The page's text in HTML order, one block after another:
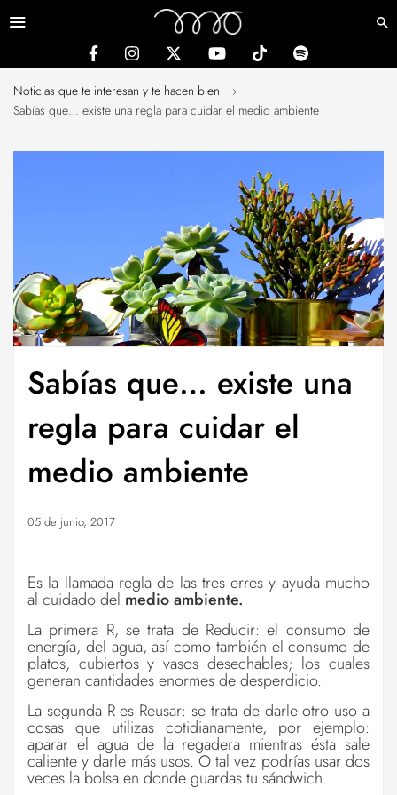
Noticias que te interesan y te hacen bien
›
Sabías que… existe una regla para cuidar el medio ambiente
Sabías que… existe una
regla para cuidar el
medio ambiente
05 de junio, 2017
Es la llamada regla de las tres erres y ayuda mucho
al cuidado del medio ambiente.
La primera R, se trata de Reducir: el consumo de
energía, del agua, así como también el consumo de
platos, cubiertos y vasos desechables; los cuales
generan cantidades enormes de desperdicio.
La segunda R es Reusar: se trata de darle otro uso a
cosas que utilizas cotidianamente, por ejemplo:
aparar el agua de la regadera mientras ésta sale
caliente y darle más usos. O tal vez podrías usar dos
veces la bolsa en donde guardas tu sándwich.